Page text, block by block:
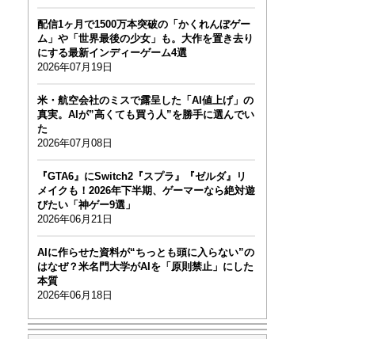
配信1ヶ月で1500万本突破の「かくれんぼゲー
ム」や「世界最後の少女」も。大作を置き去り
にする最新インディーゲーム4選
2026年07月19日
米・航空会社のミスで露呈した「AI値上げ」の
真実。AIが”高くても買う人”を勝手に選んでい
た
2026年07月08日
『GTA6』にSwitch2『スプラ』『ゼルダ』リ
メイクも！2026年下半期、ゲーマーなら絶対遊
びたい「神ゲー9選」
2026年06月21日
AIに作らせた資料が“ちっとも頭に入らない”の
はなぜ？米名門大学がAIを「原則禁止」にした
本質
2026年06月18日